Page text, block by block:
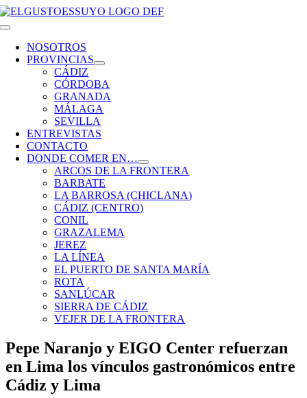
Saltar
al
Toggle
NavigationNOSOTROS
PROVINCIAS
CÁDIZ
CÓRDOBA
GRANADA
MÁLAGA
SEVILLA
ENTREVISTAS
CONTACTO
DONDE COMER EN…
ARCOS DE LA FRONTERA
BARBATE
LA BARROSA (CHICLANA)
CÁDIZ (CENTRO)
CONIL
GRAZALEMA
JEREZ
LA LÍNEA
EL PUERTO DE SANTA MARÍA
ROTA
SANLÚCAR
SIERRA DE CÁDIZ
VEJER DE LA FRONTERA
Pepe Naranjo y EIGO Center refuerzan
en Lima los vínculos gastronómicos entre
Cádiz y Lima